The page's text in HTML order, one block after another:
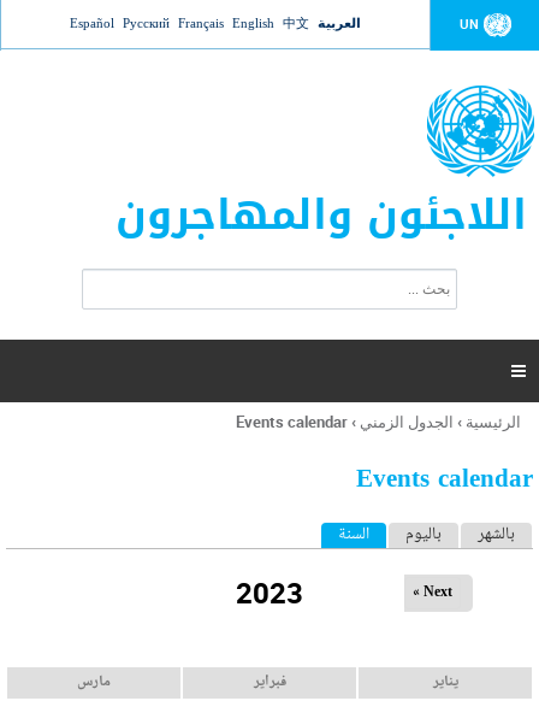
Jump to navigation UN العربية 中文
English
Français
Русский
Español
اللاجئون والمهاجرون
ت
ر
ل
ح
ب

أنت
هنا
الرئيسية › الجدول الزمني ›
Events calendar
Events calendar
ا بالشهر باليوم السنة (علامة التبويب النشطة)
2023 Next »
يناير فبراير مارس